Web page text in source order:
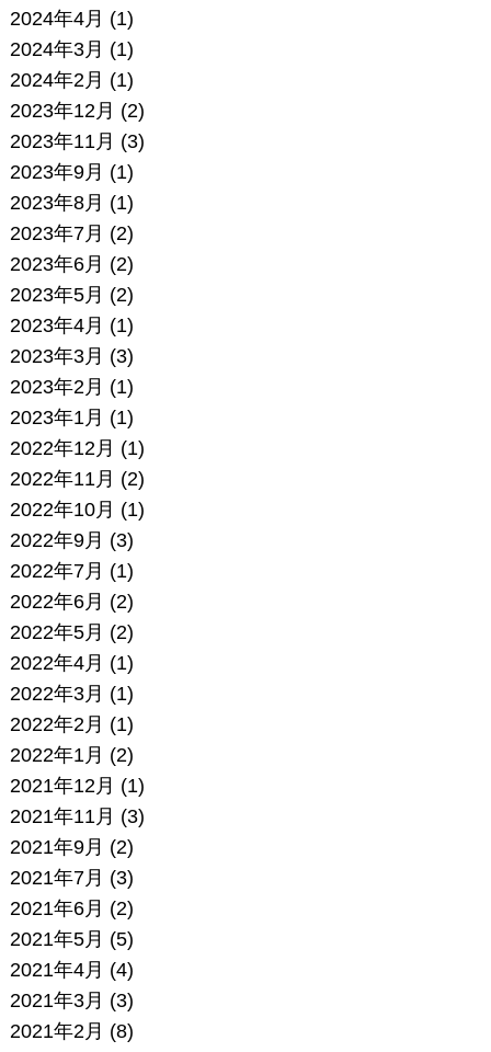
2024年4月 (1)
2024年3月 (1)
2024年2月 (1)
2023年12月 (2)
2023年11月 (3)
2023年9月 (1)
2023年8月 (1)
2023年7月 (2)
2023年6月 (2)
2023年5月 (2)
2023年4月 (1)
2023年3月 (3)
2023年2月 (1)
2023年1月 (1)
2022年12月 (1)
2022年11月 (2)
2022年10月 (1)
2022年9月 (3)
2022年7月 (1)
2022年6月 (2)
2022年5月 (2)
2022年4月 (1)
2022年3月 (1)
2022年2月 (1)
2022年1月 (2)
2021年12月 (1)
2021年11月 (3)
2021年9月 (2)
2021年7月 (3)
2021年6月 (2)
2021年5月 (5)
2021年4月 (4)
2021年3月 (3)
2021年2月 (8)